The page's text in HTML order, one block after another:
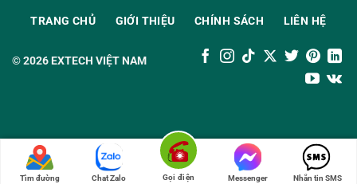
© 2026EXTECH VIỆT NAM
TRANG CHỦ GIỚI THIỆU CHÍNH SÁCH LIÊN HỆ
Tìm đường Chat Zalo Gọi điện Messenger Nhắn tin SMS